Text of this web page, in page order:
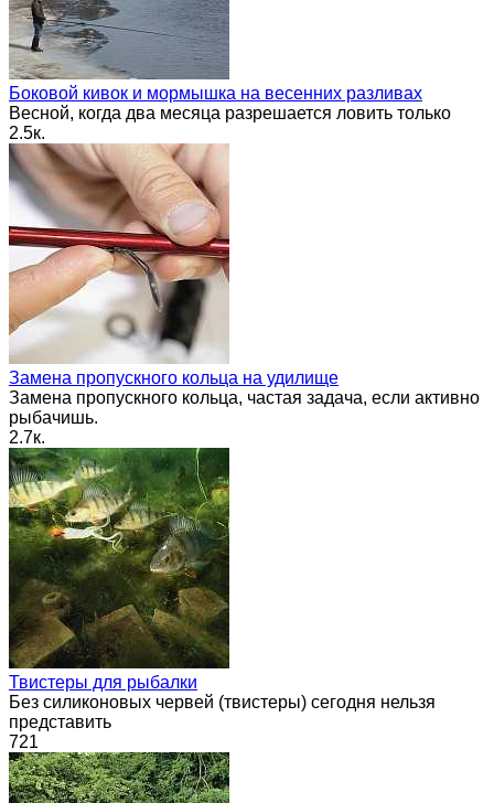
Боковой кивок и мормышка на весенних разливах
Весной, когда два месяца разрешается ловить только
2.5к.
Замена пропускного кольца на удилище
Замена пропускного кольца, частая задача, если активно
рыбачишь.
2.7к.
Твистеры для рыбалки
Без силиконовых червей (твистеры) сегодня нельзя
представить
721